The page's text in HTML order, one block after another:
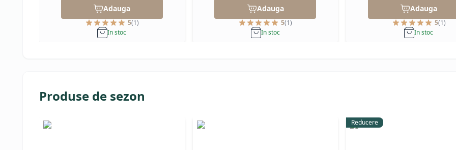
Adauga
5(1)
In stoc
Adauga
5(1)
In stoc
Adauga
5(1)
In stoc
Produse de sezon
Reducere